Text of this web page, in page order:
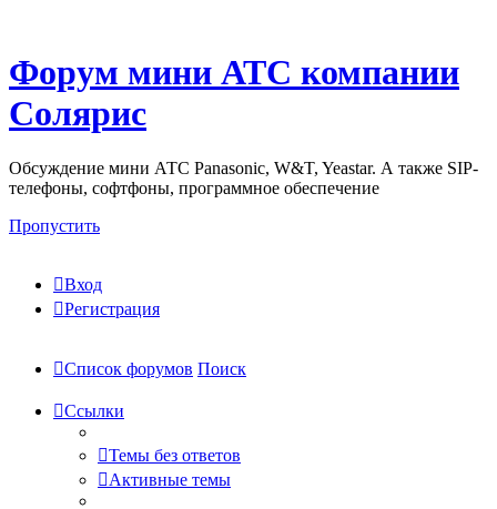
Форум мини АТС компании
Солярис
Обсуждение мини АТС Panasonic, W&T, Yeastar. А также SIP-
телефоны, софтфоны, программное обеспечение
Пропустить
Вход
Регистрация
Список форумов Поиск
Ссылки
Темы без ответов
Активные темы